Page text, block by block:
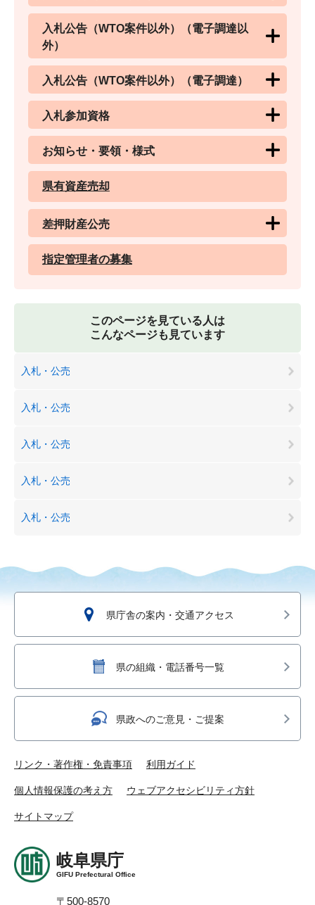
入札公告（WTO案件以外）（電子調達以
外）
入札公告（WTO案件以外）（電子調達）
入札参加資格
お知らせ・要領・様式
県有資産売却
差押財産公売
指定管理者の募集
このページを見ている人は
こんなページも見ています
入札・公売
入札・公売
入札・公売
入札・公売
入札・公売
県庁舎の案内・交通アクセス
県の組織・電話番号一覧
県政へのご意見・ご提案
リンク・著作権・免責事項 利用ガイド
個人情報保護の考え方 ウェブアクセシビリティ方針
サイトマップ
岐阜県庁
GIFU Prefectural Office
〒500-8570